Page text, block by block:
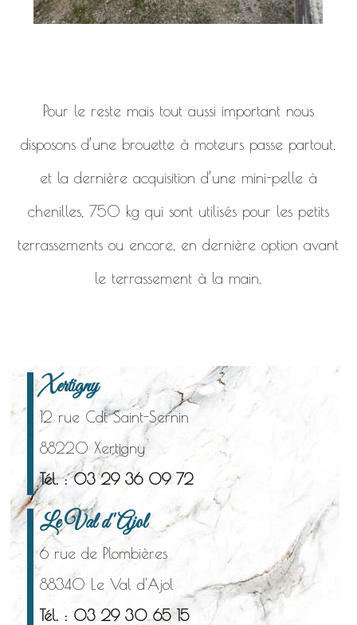
Pour le reste mais tout aussi important nous
disposons d’une brouette à moteurs passe partout,
et la dernière acquisition d’une mini-pelle à
chenilles, 750 kg qui sont utilisés pour les petits
terrassements ou encore, en dernière option avant
le terrassement à la main.
Xertigny
12 rue Cdt Saint-Sernin
88220 Xertigny
Tél. : 03 29 36 09 72
Le Val d'Ajol
6 rue de Plombières
88340 Le Val d'Ajol
Tél. : 03 29 30 65 15